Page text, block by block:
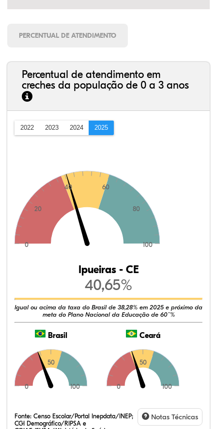
PERCENTUAL DE ATENDIMENTO
Percentual de atendimento em
creches da população de 0 a 3 anos
2022 2023 2024 2025
0
20
40 60
80
100
Ipueiras - CE
40,65%
Igual ou acima da taxa do Brasil de 38,28% em 2025 e próximo da
meta do Plano Nacional da Educação de 60¨%
Brasil
0
50
100
Ceará
0
50
100
Fonte: Censo Escolar/Portal Inepdata/INEP;
CGI Demográfico/RIPSA e
Notas Técnicas